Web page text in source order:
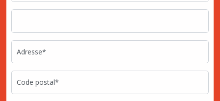
Adresse*
Code postal*